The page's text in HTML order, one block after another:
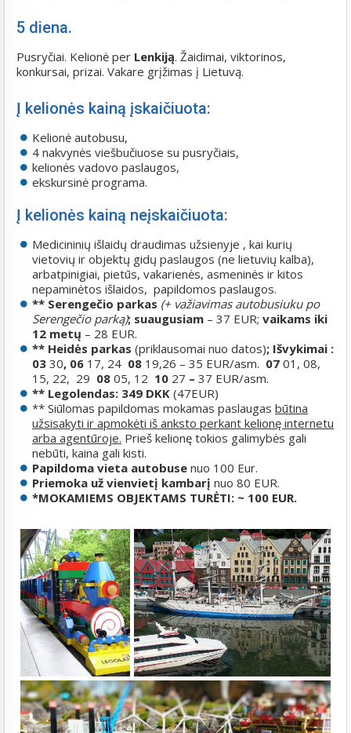
5 diena.
Pusryčiai. Kelionė per Lenkiją. Žaidimai, viktorinos,
konkursai, prizai. Vakare grįžimas į Lietuvą.
Į kelionės kainą įskaičiuota:
Kelionė autobusu,
4 nakvynės viešbučiuose su pusryčiais,
kelionės vadovo paslaugos,
ekskursinė programa.
Į kelionės kainą neįskaičiuota:
Medicininių išlaidų draudimas užsienyje , kai kurių
vietovių ir objektų gidų paslaugos (ne lietuvių kalba),
arbatpinigiai, pietūs, vakarienės, asmeninės ir kitos
nepaminėtos išlaidos, papildomos paslaugos.
** Serengečio parkas (+ važiavimas autobusiuku po
Serengečio parką); suaugusiam – 37 EUR; vaikams iki
12 metų – 28 EUR.
** Heidės parkas (priklausomai nuo datos); Išvykimai :
03 30, 06 17, 24 08 19,26 – 35 EUR/asm. 07 01, 08,
15, 22, 29 08 05, 12 10 27 – 37 EUR/asm.
** Legolendas: 349 DKK (47EUR)
** Siūlomas papildomas mokamas paslaugas būtina
užsisakyti ir apmokėti iš anksto perkant kelionę internetu
arba agentūroje. Prieš kelionę tokios galimybės gali
nebūti, kaina gali kisti.
Papildoma vieta autobuse nuo 100 Eur.
Priemoka už vienvietį kambarį nuo 80 EUR.
*MOKAMIEMS OBJEKTAMS TURĖTI: ~ 100 EUR.